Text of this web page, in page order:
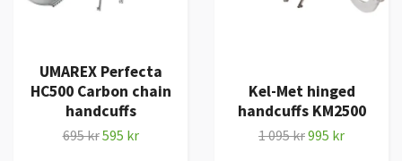
UMAREX Perfecta
HC500 Carbon chain
handcuffs
695 kr595 kr
Kel-Met hinged
handcuffs KM2500
1 095 kr995 kr